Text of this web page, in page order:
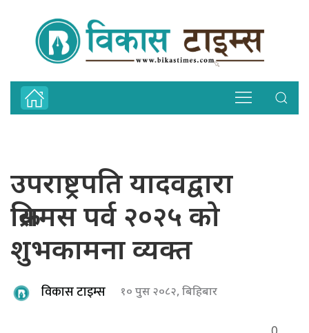
उपराष्ट्रपति यादवद्वारा
क्रिसमस पर्व २०२५ को
शुभकामना व्यक्त
विकास टाइम्स १० पुस २०८२, बिहिबार
0